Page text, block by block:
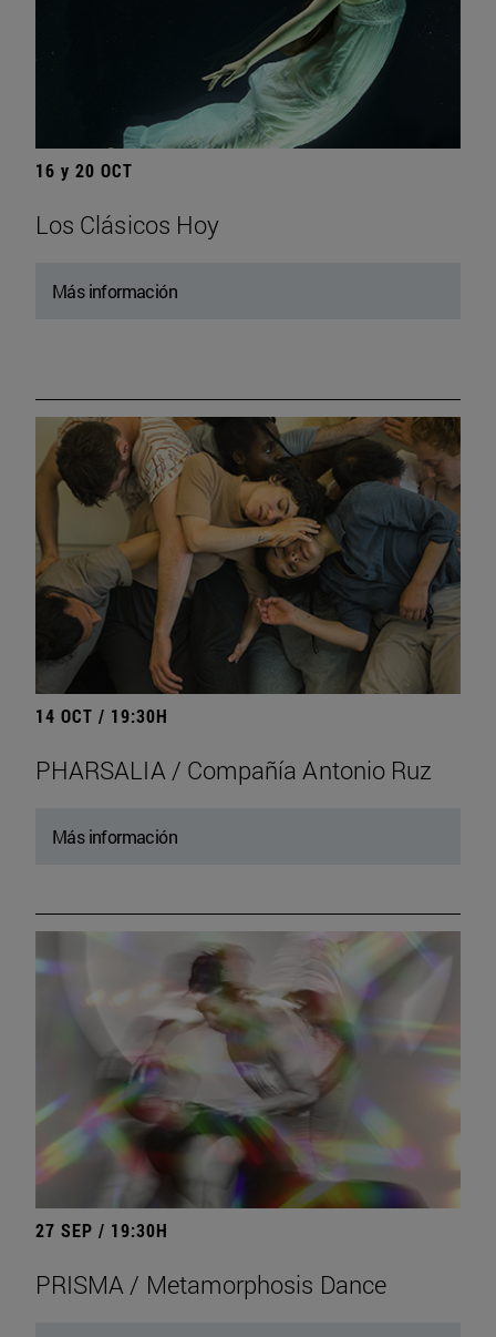
16 y 20 OCT
Los Clásicos Hoy
Más información
14 OCT / 19:30H
PHARSALIA / Compañía Antonio Ruz
Más información
27 SEP / 19:30H
PRISMA / Metamorphosis Dance